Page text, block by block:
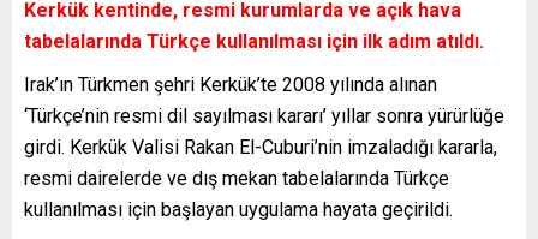
Kerkük kentinde, resmi kurumlarda ve açık hava
tabelalarında Türkçe kullanılması için ilk adım atıldı.
Irak’ın Türkmen şehri Kerkük’te 2008 yılında alınan
‘Türkçe’nin resmi dil sayılması kararı’ yıllar sonra yürürlüğe
girdi. Kerkük Valisi Rakan El-Cuburi’nin imzaladığı kararla,
resmi dairelerde ve dış mekan tabelalarında Türkçe
kullanılması için başlayan uygulama hayata geçirildi.